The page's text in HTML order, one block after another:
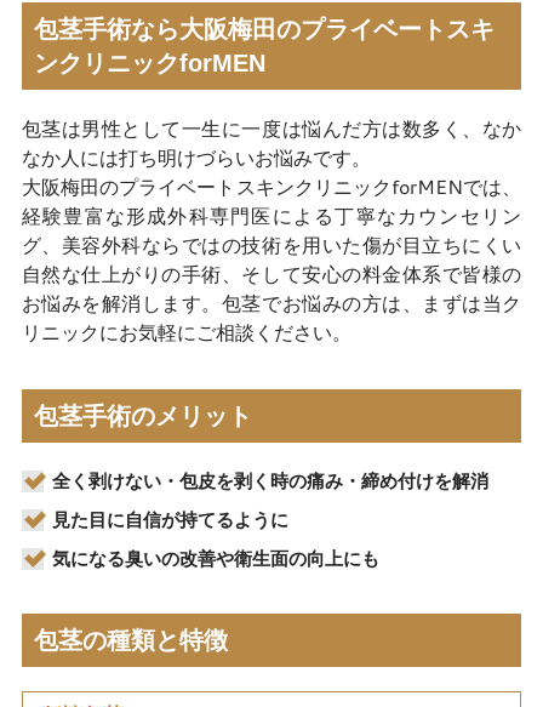
包茎手術なら大阪梅田のプライベートスキ
ンクリニックforMEN
包茎は男性として一生に一度は悩んだ方は数多く、なか
なか人には打ち明けづらいお悩みです。
大阪梅田のプライベートスキンクリニックforMENでは、
経験豊富な形成外科専門医による丁寧なカウンセリン
グ、美容外科ならではの技術を用いた傷が目立ちにくい
自然な仕上がりの手術、そして安心の料金体系で皆様の
お悩みを解消します。包茎でお悩みの方は、まずは当ク
リニックにお気軽にご相談ください。
包茎手術のメリット
全く剥けない・包皮を剥く時の痛み・締め付けを解消
見た目に自信が持てるように
気になる臭いの改善や衛生面の向上にも
包茎の種類と特徴